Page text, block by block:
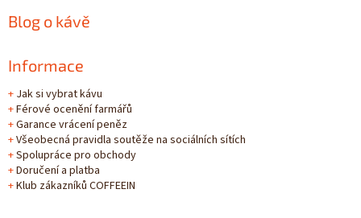
Blog o kávě
Informace
+ Jak si vybrat kávu
+Férové ocenění farmářů
+Garance vrácení peněz
+Všeobecná pravidla soutěže na sociálních sítích
+Spolupráce pro obchody
+Doručení a platba
+Klub zákazníků COFFEEIN